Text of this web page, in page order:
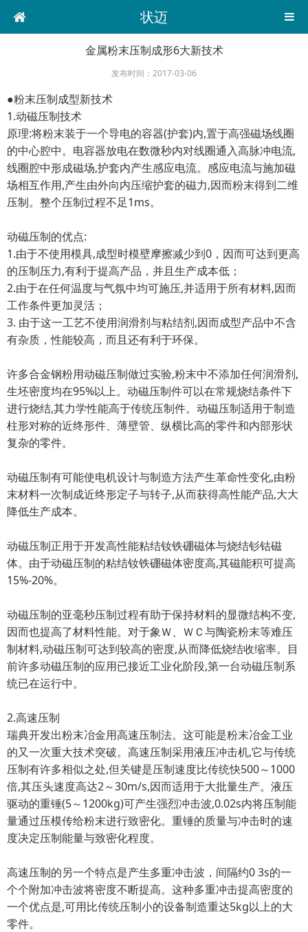
状迈
金属粉末压制成形6大新技术
发布时间：2017-03-06
●粉末压制成型新技术
1.动磁压制技术
原理:将粉末装于一个导电的容器(护套)内,置于高强磁场线圈
的中心腔中。电容器放电在数微秒内对线圈通入高脉冲电流,
线圈腔中形成磁场,护套内产生感应电流。感应电流与施加磁
场相互作用,产生由外向内压缩护套的磁力,因而粉末得到二维
压制。整个压制过程不足1ms。
动磁压制的优点:
1.由于不使用模具,成型时模壁摩擦减少到0，因而可达到更高
的压制压力,有利于提高产品，并且生产成本低；
2.由于在任何温度与气氛中均可施压,并适用于所有材料,因而
工作条件更加灵活；
3. 由于这一工艺不使用润滑剂与粘结剂,因而成型产品中不含
有杂质，性能较高，而且还有利于环保。
许多合金钢粉用动磁压制做过实验,粉末中不添加任何润滑剂,
生坯密度均在95%以上。动磁压制件可以在常规烧结条件下
进行烧结,其力学性能高于传统压制件。动磁压制适用于制造
柱形对称的近终形件、薄壁管、纵横比高的零件和内部形状
复杂的零件。
动磁压制有可能使电机设计与制造方法产生革命性变化,由粉
末材料一次制成近终形定子与转子,从而获得高性能产品,大大
降低生产成本。
动磁压制正用于开发高性能粘结钕铁硼磁体与烧结钐钴磁
体。由于动磁压制的粘结钕铁硼磁体密度高,其磁能积可提高
15%-20%。
动磁压制的亚毫秒压制过程有助于保持材料的显微结构不变,
因而也提高了材料性能。对于象Ｗ、ＷＣ与陶瓷粉末等难压
制材料,动磁压制可达到较高的密度,从而降低烧结收缩率。目
前许多动磁压制的应用已接近工业化阶段,第一台动磁压制系
统已在运行中。
2.高速压制
瑞典开发出粉末冶金用高速压制法。这可能是粉末冶金工业
的又一次重大技术突破。高速压制采用液压冲击机,它与传统
压制有许多相似之处,但关键是压制速度比传统快500～1000
倍,其压头速度高达2～30m/s,因而适用于大批量生产。液压
驱动的重锤(5～1200kg)可产生强烈冲击波,0.02s内将压制能
量通过压模传给粉末进行致密化。重锤的质量与冲击时的速
度决定压制能量与致密化程度。
高速压制的另一个特点是产生多重冲击波，间隔约0 3s的一
个个附加冲击波将密度不断提高。这种多重冲击提高密度的
一个优点是,可用比传统压制小的设备制造重达5kg以上的大
零件。